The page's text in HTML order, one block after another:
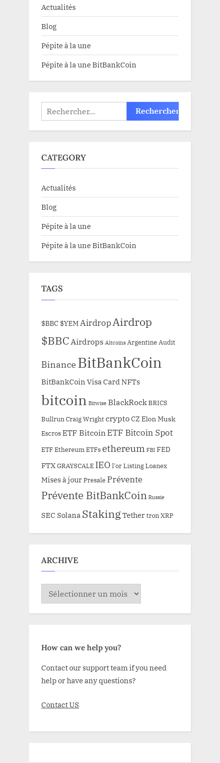
Actualités
Blog
Pépite à la une
Pépite à la une BitBankCoin
Rechercher :
CATEGORY
Actualités
Blog
Pépite à la une
Pépite à la une BitBankCoin
TAGS
$BBC $YEMAirdropAirdrop
$BBCAirdrops Altcoins Argentine Audit
Binance BitBankCoin
BitBankCoin Visa Card NFTs
bitcoin Bitwise BlackRockBRICS
Bullrun Craig WrightcryptoCZ Elon Musk
EscrosETF Bitcoin ETF Bitcoin Spot
ETF Ethereum ETFs ethereum FBI FED
FTXGRAYSCALE IEO l'orListingLoanex
Mises à jourPresale Prévente
Prévente BitBankCoin Russie
SEC Solana StakingTethertron XRP
ARCHIVE
ARCHIVE
How can we help you?
Contact our support team if you need
help or have any questions?
Contact US